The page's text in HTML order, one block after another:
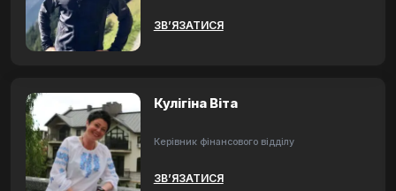
ЗВ’ЯЗАТИСЯ
Кулігіна Віта
Керівник фінансового відділу
ЗВ’ЯЗАТИСЯ